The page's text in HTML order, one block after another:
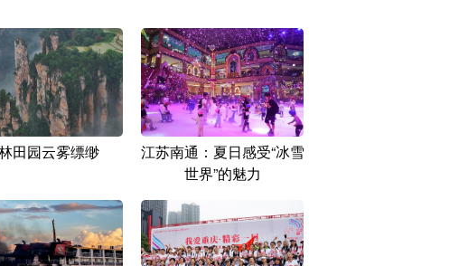
田园云雾缥缈
江苏南通：夏日感受“冰雪
世界”的魅力